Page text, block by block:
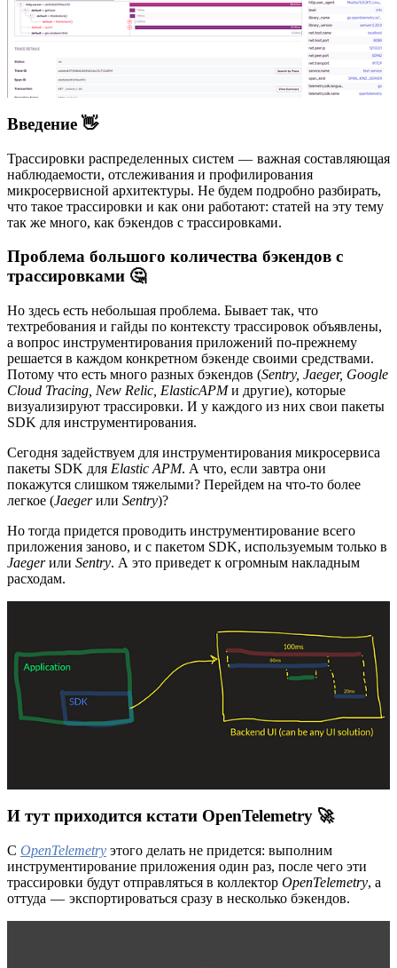
Введение 👋
Трассировки распределенных систем — важная составляющая
наблюдаемости, отслеживания и профилирования
микросервисной архитектуры. Не будем подробно разбирать,
что такое трассировки и как они работают: статей на эту тему
так же много, как бэкендов с трассировками.
Проблема большого количества бэкендов с
трассировками 🤔
Но здесь есть небольшая проблема. Бывает так, что
техтребования и гайды по контексту трассировок объявлены,
а вопрос инструментирования приложений по-прежнему
решается в каждом конкретном бэкенде своими средствами.
Потому что есть много разных бэкендов (Sentry, Jaeger, Google
Cloud Tracing, New Relic, ElasticAPMи другие), которые
визуализируют трассировки. И у каждого из них свои пакеты
SDK для инструментирования.
Сегодня задействуем для инструментирования микросервиса
пакеты SDK для Elastic APM. А что, если завтра они
покажутся слишком тяжелыми? Перейдем на что-то более
легкое (Jaegerили Sentry)?
Но тогда придется проводить инструментирование всего
приложения заново, и с пакетом SDK, используемым только в
Jaegerили Sentry. А это приведет к огромным накладным
расходам.
И тут приходится кстати OpenTelemetry 🚀
С OpenTelemetry этого делать не придется: выполним
инструментирование приложения один раз, после чего эти
трассировки будут отправляться в коллектор OpenTelemetry, а
оттуда — экспортироваться сразу в несколько бэкендов.